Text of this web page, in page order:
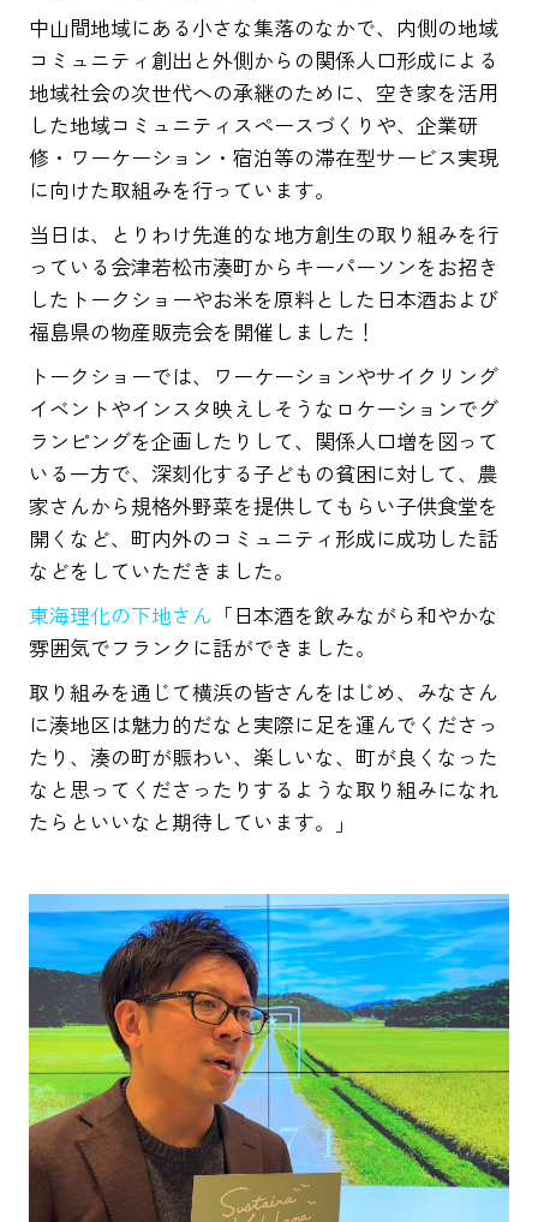
中山間地域にある小さな集落のなかで、内側の地域
コミュニティ創出と外側からの関係人口形成による
地域社会の次世代への承継のために、空き家を活用
した地域コミュニティスペースづくりや、企業研
修・ワーケーション・宿泊等の滞在型サービス実現
に向けた取組みを行っています。
当日は、とりわけ先進的な地方創生の取り組みを行
っている会津若松市湊町からキーパーソンをお招き
したトークショーやお米を原料とした日本酒および
福島県の物産販売会を開催しました！
トークショーでは、ワーケーションやサイクリング
イベントやインスタ映えしそうなロケーションでグ
ランピングを企画したりして、関係人口増を図って
いる一方で、深刻化する子どもの貧困に対して、農
家さんから規格外野菜を提供してもらい子供食堂を
開くなど、町内外のコミュニティ形成に成功した話
などをしていただきました。
東海理化の下地さん 「日本酒を飲みながら和やかな
雰囲気でフランクに話ができました。
取り組みを通じて横浜の皆さんをはじめ、みなさん
に湊地区は魅力的だなと実際に足を運んでくださっ
たり、湊の町が賑わい、楽しいな、町が良くなった
なと思ってくださったりするような取り組みになれ
たらといいなと期待しています。」